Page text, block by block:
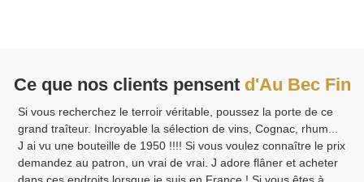
Ce que nos clients pensent d'Au Bec Fin
Si vous recherchez le terroir véritable, poussez la porte de ce
grand traîteur. Incroyable la sélection de vins, Cognac, rhum...
J ai vu une bouteille de 1950 !!!! Si vous voulez connaître le prix
demandez au patron, un vrai de vrai. J adore flâner et acheter